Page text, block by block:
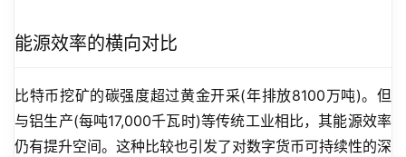
能源效率的横向对比
比特币挖矿的碳强度超过黄金开采(年排放8100万吨)。但
与铝生产(每吨17,000千瓦时)等传统工业相比，其能源效率
仍有提升空间。这种比较也引发了对数字货币可持续性的深